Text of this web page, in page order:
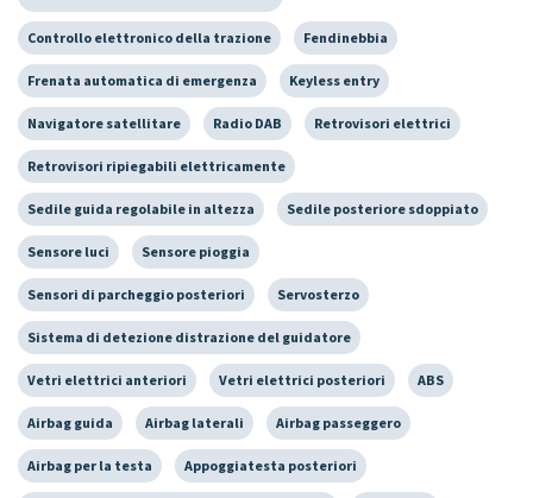
Controllo elettronico della trazione Fendinebbia
Frenata automatica di emergenza Keyless entry
Navigatore satellitare Radio DAB Retrovisori elettrici
Retrovisori ripiegabili elettricamente
Sedile guida regolabile in altezza Sedile posteriore sdoppiato
Sensore luci Sensore pioggia
Sensori di parcheggio posteriori Servosterzo
Sistema di detezione distrazione del guidatore
Vetri elettrici anteriori Vetri elettrici posteriori ABS
Airbag guida Airbag laterali Airbag passeggero
Airbag per la testa Appoggiatesta posteriori